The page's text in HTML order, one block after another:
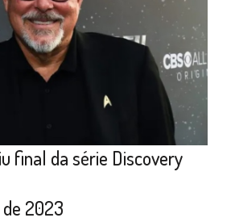
final da série Discovery
2023